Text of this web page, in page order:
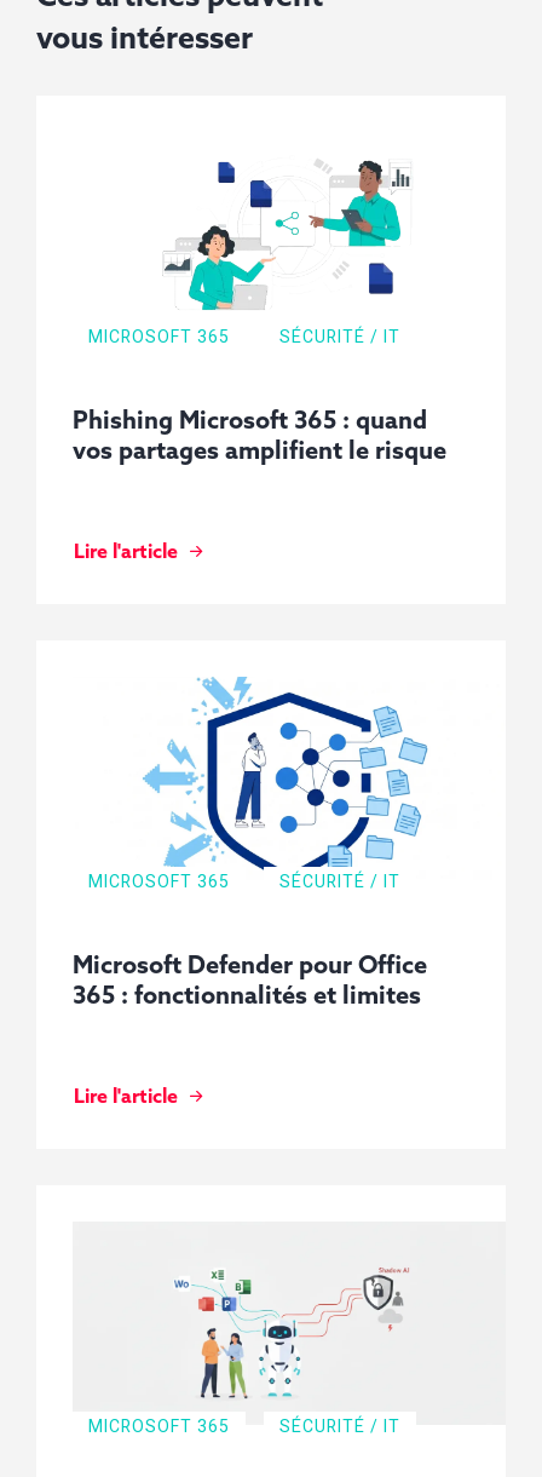
vous intéresser
MICROSOFT 365 SÉCURITÉ / IT
Phishing Microsoft 365 : quand
vos partages amplifient le risque
Lire l'article
MICROSOFT 365 SÉCURITÉ / IT
Microsoft Defender pour Office
365 : fonctionnalités et limites
Lire l'article
MICROSOFT 365 SÉCURITÉ / IT